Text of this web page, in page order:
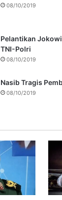
08/10/2019
Pelantikan
TNI-Polri
08/10/2019
Nasib Tragis
08/10/2019